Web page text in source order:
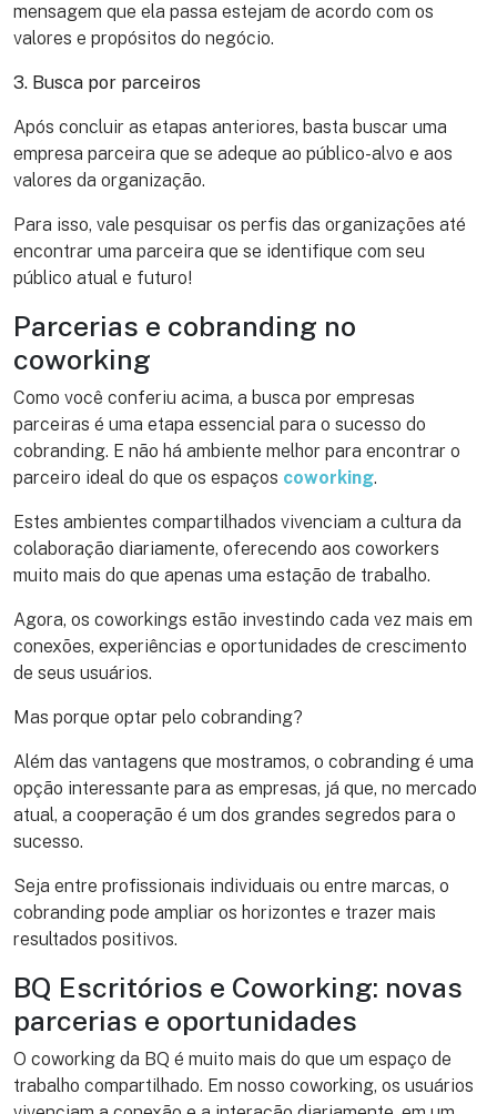
mensagem que ela passa estejam de acordo com os
valores e propósitos do negócio.
3. Busca por parceiros
Após concluir as etapas anteriores, basta buscar uma
empresa parceira que se adeque ao público-alvo e aos
valores da organização.
Para isso, vale pesquisar os perfis das organizações até
encontrar uma parceira que se identifique com seu
público atual e futuro!
Parcerias e cobranding no
coworking
Como você conferiu acima, a busca por empresas
parceiras é uma etapa essencial para o sucesso do
cobranding. E não há ambiente melhor para encontrar o
parceiro ideal do que os espaços coworking.
Estes ambientes compartilhados vivenciam a cultura da
colaboração diariamente, oferecendo aos coworkers
muito mais do que apenas uma estação de trabalho.
Agora, os coworkings estão investindo cada vez mais em
conexões, experiências e oportunidades de crescimento
de seus usuários.
Mas porque optar pelo cobranding?
Além das vantagens que mostramos, o cobranding é uma
opção interessante para as empresas, já que, no mercado
atual, a cooperação é um dos grandes segredos para o
sucesso.
Seja entre profissionais individuais ou entre marcas, o
cobranding pode ampliar os horizontes e trazer mais
resultados positivos.
BQ Escritórios e Coworking: novas
parcerias e oportunidades
O coworking da BQ é muito mais do que um espaço de
trabalho compartilhado. Em nosso coworking, os usuários